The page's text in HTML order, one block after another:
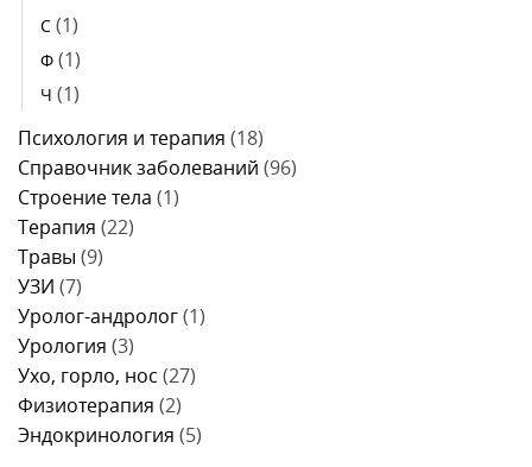
С (1)
Ф (1)
Ч (1)
Психология и терапия (18)
Справочник заболеваний (96)
Строение тела (1)
Терапия (22)
Травы (9)
УЗИ (7)
Уролог-андролог(1)
Урология (3)
Ухо, горло, нос (27)
Физиотерапия (2)
Эндокринология (5)